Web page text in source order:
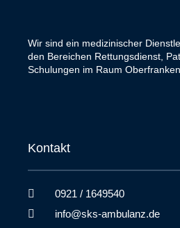
Wir sind ein medizinischer
den Bereichen Rettungsdienst,
Schulungen im Raum
Kontakt
0921 / 1649540
info@sks-ambulanz.de